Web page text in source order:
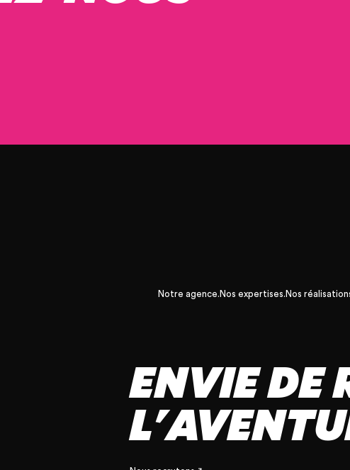
Notre agence. Nos expertises. Nos
ENVIE DE